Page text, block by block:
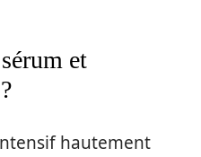
et
hautement